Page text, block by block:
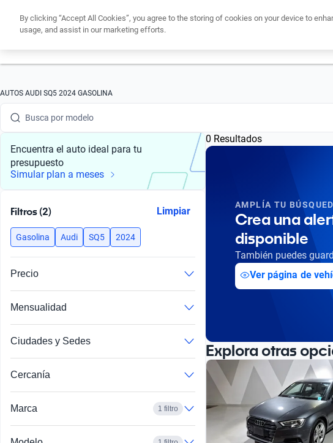
AUTOS AUDI SQ5 2024 GASOLINA
Busca por marca
Busca por modelo
Busca por versión
Busca por año
Busca por modelo
Busca por año
Encuentra el auto ideal para tu
presupuesto
Simular plan a meses
Filtros (2) Limpiar
Gasolina Audi SQ5 2024
Precio
Mensualidad
Ciudades y Sedes
Cercanía
Marca 1 filtro
0 Resultados
AMPLÍA TU
Crea una
disponible
También puedes
Ver página de
Explora otras
By clicking “Accept All Cookies”, you agree to the storing of cookies on your device to
usage, and assist in our marketing efforts.